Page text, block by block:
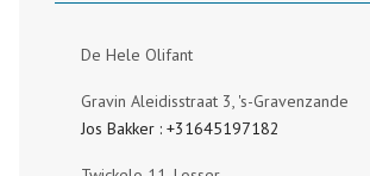
De Hele Olifant
Gravin Aleidisstraat 3, 's-Gravenzande
Jos Bakker : +31645197182